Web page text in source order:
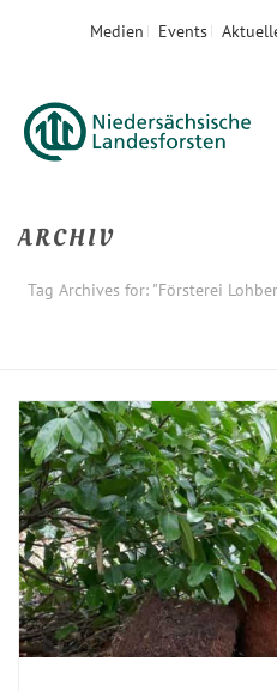
Medien Events
ARCHIV
Tag Archives for: "Försterei